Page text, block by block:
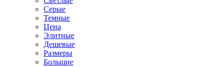
Серые
Темные
Цена
Элитные
Дешевые
Размеры
Большие